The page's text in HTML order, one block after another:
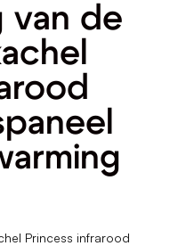
van de
Princess infrarood